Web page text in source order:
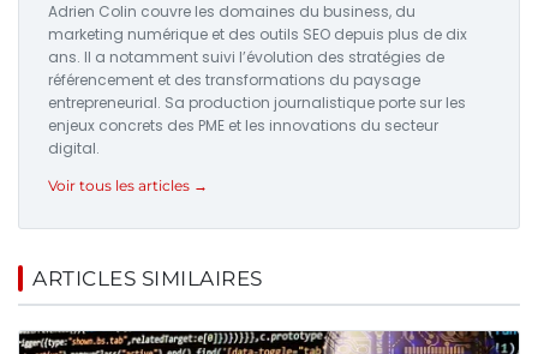
Adrien Colin couvre les domaines du business, du
marketing numérique et des outils SEO depuis plus de dix
ans. Il a notamment suivi l’évolution des stratégies de
référencement et des transformations du paysage
entrepreneurial. Sa production journalistique porte sur les
enjeux concrets des PME et les innovations du secteur
digital.
Voir tous les articles →
ARTICLES SIMILAIRES